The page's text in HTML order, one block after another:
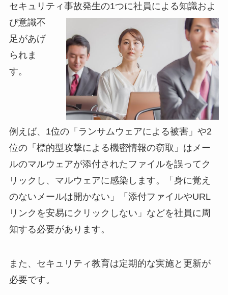
セキュリティ事故発生の1つに社員による知識およ
び意識不
足があげ
られま
す。
例えば、1位の「ランサムウェアによる被害」や2
位の「標的型攻撃による機密情報の窃取」はメー
ルのマルウェアが添付されたファイルを誤ってク
リックし、マルウェアに感染します。「身に覚え
のないメールは開かない」「添付ファイルやURL
リンクを安易にクリックしない」などを社員に周
知する必要があります。
また、セキュリティ教育は定期的な実施と更新が
必要です。